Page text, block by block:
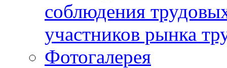
соблюдения
участников рынка
Фотогалерея